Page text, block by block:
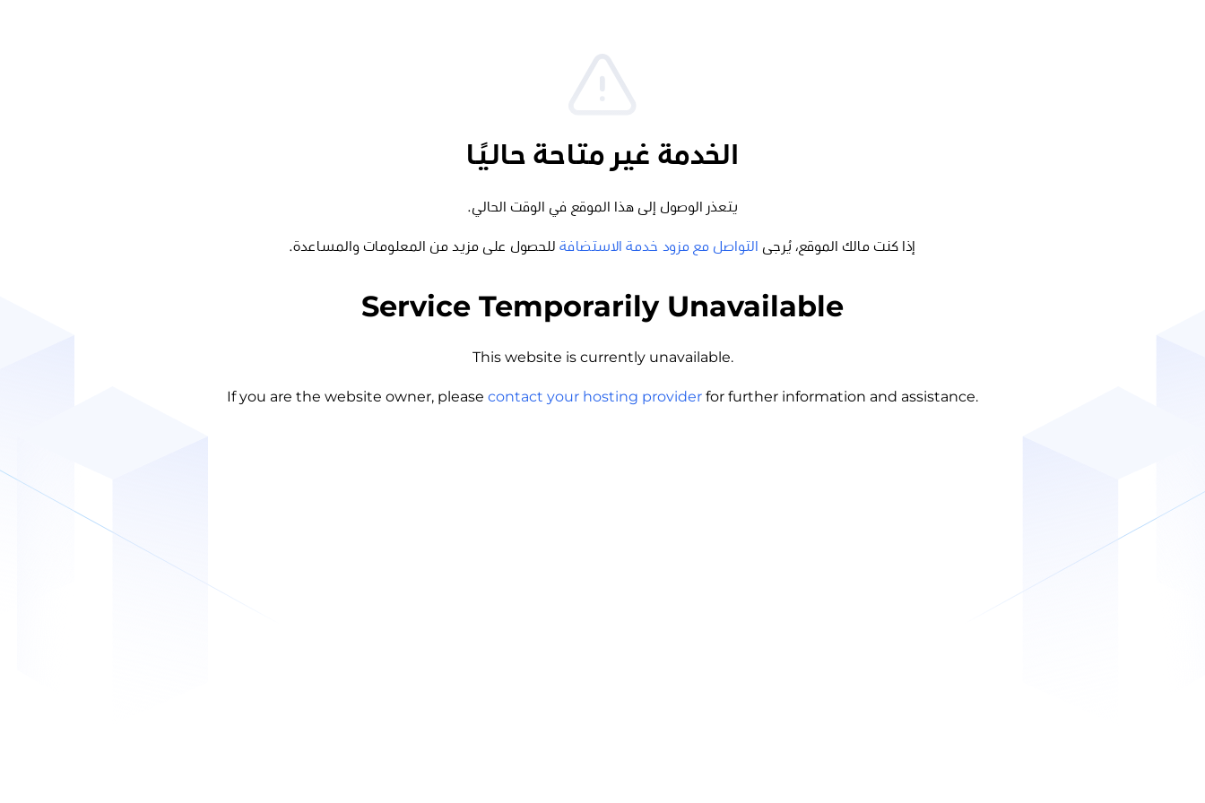
الخدمة غير متاحة حاليًا
يتعذر الوصول إلى هذا الموقع في الوقت الحالي.
إذا كنت مالك الموقع، يُرجى التواصل مع مزود خدمة الاستضافة للحصول على مزيد من المعلومات والمساعدة.
Service Temporarily Unavailable
This website is currently unavailable.
If you are the website owner, please contact your hosting provider for further information and assistance.